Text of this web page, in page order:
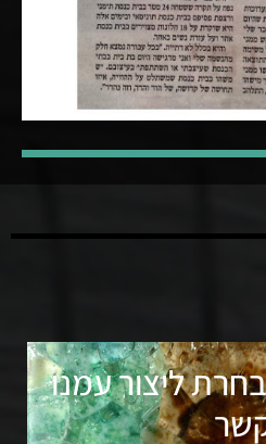
ליצור עמנו